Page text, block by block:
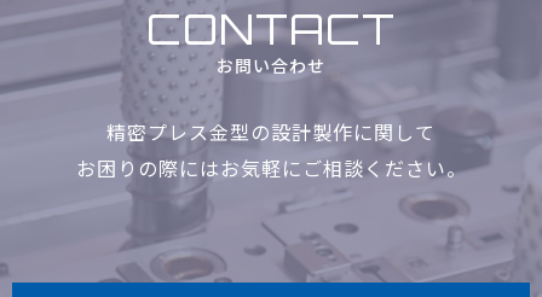
CONTACT
お問い合わせ
精密プレス金型の設計製作に関して
お困りの際にはお気軽に ご相談ください。